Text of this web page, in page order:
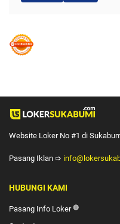
Website Loker No #1 di
Pasang Iklan ➩
HUBUNGI KAMI
Pasang Info Loker🔴